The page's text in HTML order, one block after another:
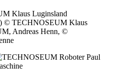
Klaus Luginsland
© TECHNOSEUM Klaus
Andreas Henn, ©